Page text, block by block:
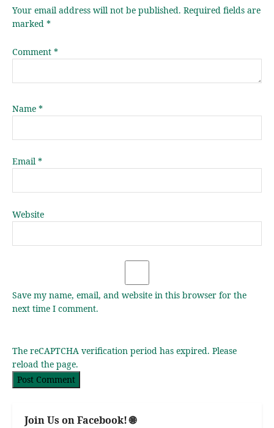
Your email address will not be published. Required fields are
marked *
Comment *
Name *
Email*
Website
Save my name, email, and website in this browser for the
next time I comment.
The reCAPTCHA verification period has expired. Please
reload the page.
Join Us on Facebook! 🌐